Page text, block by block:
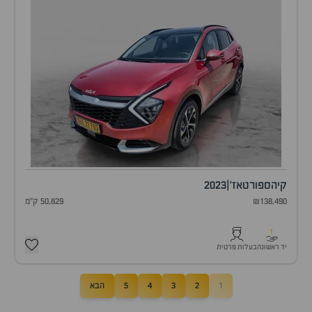
קיהספורטאז' 2023
₪138,490 50,829 ק"מ
1
יד ראשונהבעלות פרטית
1
2
3
4
5 הבא